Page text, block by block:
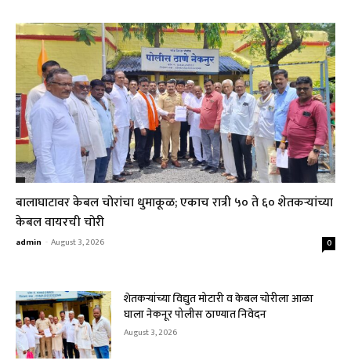
बालाघाटावर केबल चोरांचा धुमाकूळ; एकाच रात्री ५० ते ६० शेतकऱ्यांच्या
केबल वायरची चोरी
admin - August 3, 2026 0
शेतकऱ्यांच्या विद्युत मोटारी व केबल चोरीला आळा
घाला नेकनूर पोलीस ठाण्यात निवेदन
August 3, 2026